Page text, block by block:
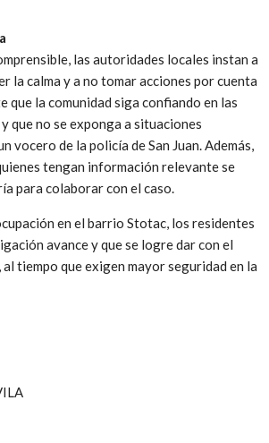
las autoridades locales instan a
la calma y a no tomar acciones por cuenta
que la comunidad siga confiando en las
que no se exponga a situaciones
vocero de la policía de San Juan. Además,
tengan información relevante se
para colaborar con el caso.
en el barrio Stotac, los residentes
avance y que se logre dar con el
tiempo que exigen mayor seguridad en la